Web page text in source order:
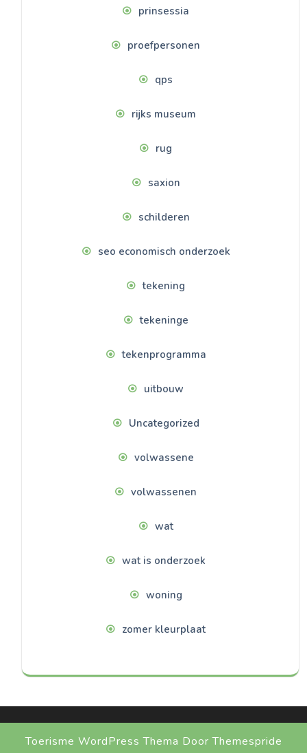
prinsessia
proefpersonen
qps
rijks museum
rug
saxion
schilderen
seo economisch onderzoek
tekening
tekeninge
tekenprogramma
uitbouw
Uncategorized
volwassene
volwassenen
wat
wat is onderzoek
woning
zomer kleurplaat
Toerisme WordPress Thema Door Themespride